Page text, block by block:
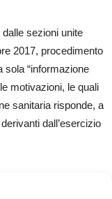
sezioni unite
2017, procedimento
sola “informazione
motivazioni, le quali
sanitaria risponde, a
dall’esercizio